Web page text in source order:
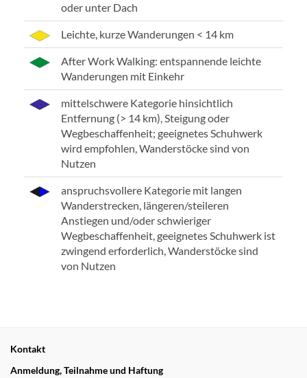
oder unter Dach
Leichte, kurze Wanderungen < 14 km
After Work Walking: entspannende leichte
Wanderungen mit Einkehr
mittelschwere Kategorie hinsichtlich
Entfernung (> 14 km), Steigung oder
Wegbeschaffenheit; geeignetes Schuhwerk
wird empfohlen, Wanderstöcke sind von
Nutzen
anspruchsvollere Kategorie mit langen
Wanderstrecken, längeren/steileren
Anstiegen und/oder schwieriger
Wegbeschaffenheit, geeignetes Schuhwerk ist
zwingend erforderlich, Wanderstöcke sind
von Nutzen
Kontakt
Anmeldung, Teilnahme und Haftung